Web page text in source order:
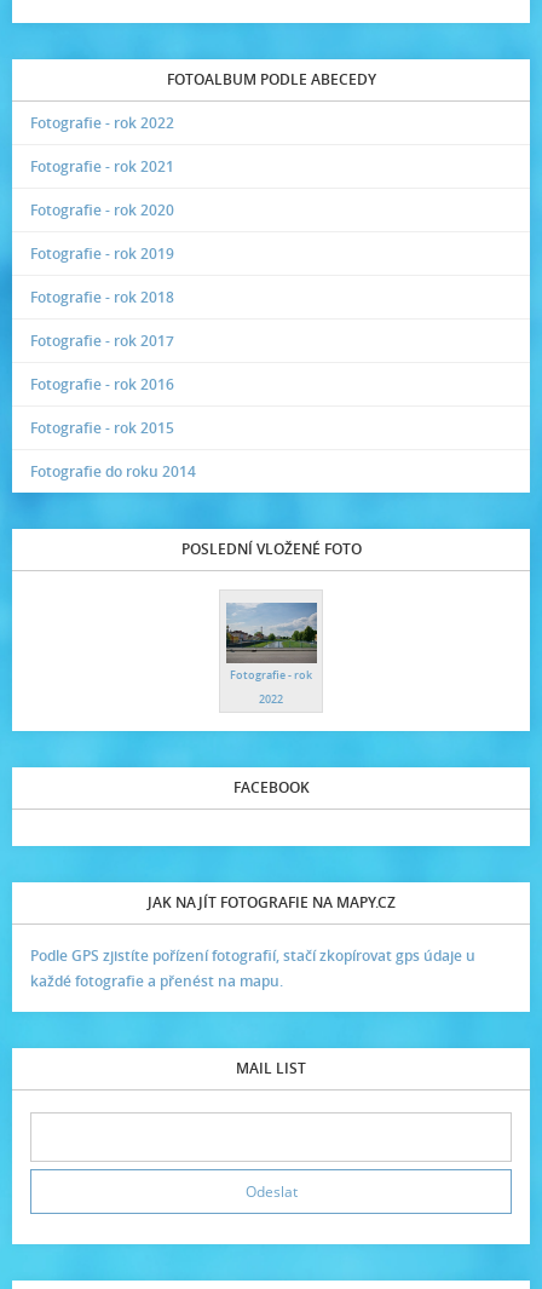
FOTOALBUM PODLE ABECEDY
Fotografie - rok 2022
Fotografie - rok 2021
Fotografie - rok 2020
Fotografie - rok 2019
Fotografie - rok 2018
Fotografie - rok 2017
Fotografie - rok 2016
Fotografie - rok 2015
Fotografie do roku 2014
POSLEDNÍ VLOŽENÉ FOTO
Fotografie - rok
2022
FACEBOOK
JAK NAJÍT FOTOGRAFIE NA MAPY.CZ
Podle GPS zjistíte pořízení fotografií, stačí zkopírovat gps údaje u
každé fotografie a přenést na mapu.
MAIL LIST